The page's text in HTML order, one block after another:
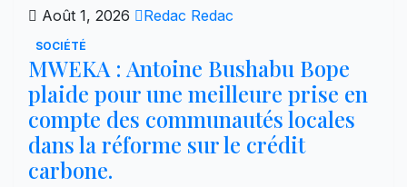
Août 1, 2026 Redac Redac
SOCIÉTÉ
MWEKA : Antoine Bushabu Bope
plaide pour une meilleure prise en
compte des communautés locales
dans la réforme sur le crédit
carbone.